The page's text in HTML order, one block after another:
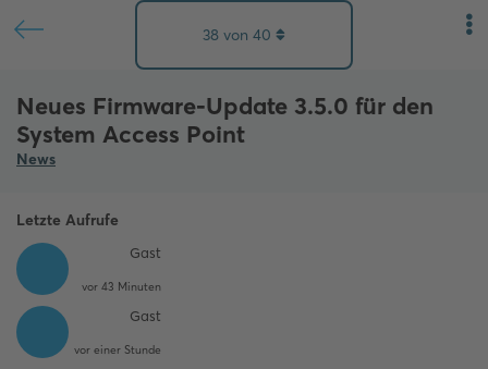
News
Neues Firmware-Update 3.5.0 für den
System Access Point
Letzte Aufrufe
Gast
vor 43 Minuten
Gast
vor einer Stunde
38 von 40